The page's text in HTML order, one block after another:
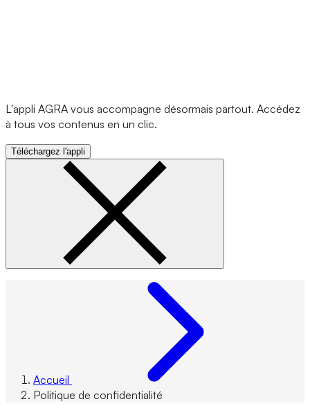
L'appli AGRA vous accompagne désormais partout. Accédez
à tous vos contenus en un clic.
Téléchargez l'appli
Accueil
Politique de confidentialité